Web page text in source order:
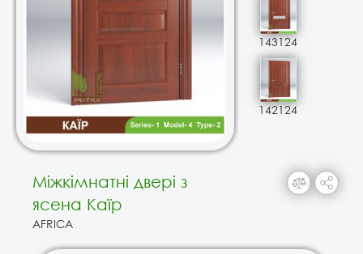
143124
142124
Міжкімнатні двері з
ясена Каїр
AFRICA